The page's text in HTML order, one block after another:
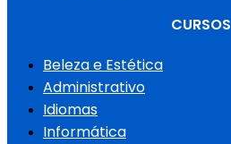
CURSOS
Beleza e Estética
Administrativo
Idiomas
Informática